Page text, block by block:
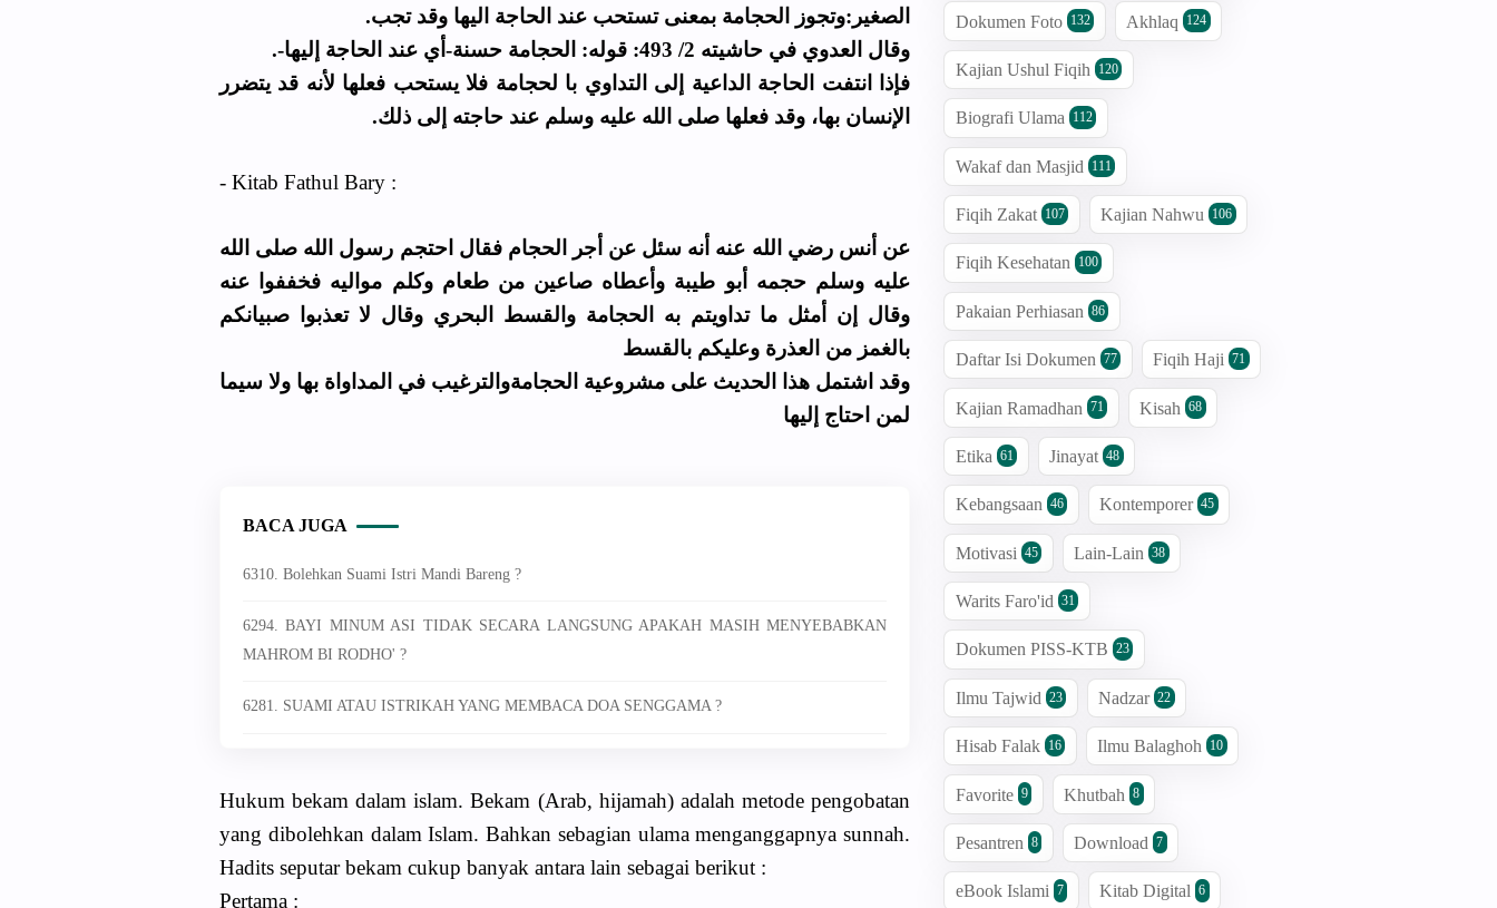
الصغير:وتجوز الحجامة بمعنى تستحب عند الحاجة اليها وقد تجب.
وقال العدوي في حاشيته 2/ 493: قوله: الحجامة حسنة-أي عند الحاجة إليها-.
فإذا انتفت الحاجة الداعية إلى التداوي با لحجامة فلا يستحب فعلها لأنه قد يتضرر
الإنسان بها، وقد فعلها صلى الله عليه وسلم عند حاجته إلى ذلك.
- Kitab Fathul Bary :
عن أنس رضي الله عنه أنه سئل عن أجر الحجام فقال احتجم رسول الله صلى الله
عليه وسلم حجمه أبو طيبة وأعطاه صاعين من طعام وكلم مواليه فخففوا عنه
وقال إن أمثل ما تداويتم به الحجامة والقسط البحري وقال لا تعذبوا صبيانكم
بالغمز من العذرة وعليكم بالقسط
وقد اشتمل هذا الحديث على مشروعية الحجامةوالترغيب في المداواة بها ولا سيما
لمن احتاج إليها
BACA JUGA
6310. Bolehkan Suami Istri Mandi Bareng ?
6294. BAYI MINUM ASI TIDAK SECARA LANGSUNG APAKAH MASIH MENYEBABKAN
MAHROM BI RODHO' ?
6281. SUAMI ATAU ISTRIKAH YANG MEMBACA DOA SENGGAMA ?
Hukum bekam dalam islam. Bekam (Arab, hijamah) adalah metode pengobatan
yang dibolehkan dalam Islam. Bahkan sebagian ulama menganggapnya sunnah.
Hadits seputar bekam cukup banyak antara lain sebagai berikut :
Pertama :
Dokumen Foto 132 Akhlaq 124
Kajian Ushul Fiqih 120
Biografi Ulama 112
Wakaf dan Masjid 111
Fiqih Zakat 107 Kajian Nahwu 106
Fiqih Kesehatan 100
Pakaian Perhiasan 86
Daftar Isi Dokumen 77 Fiqih Haji 71
Kajian Ramadhan 71 Kisah 68
Etika 61 Jinayat 48
Kebangsaan 46 Kontemporer 45
Motivasi 45 Lain-Lain 38
Warits Faro'id 31
Dokumen PISS-KTB 23
Ilmu Tajwid 23 Nadzar 22
Hisab Falak 16 Ilmu Balaghoh 10
Favorite 9 Khutbah 8
Pesantren 8 Download 7
eBook Islami 7 Kitab Digital 6